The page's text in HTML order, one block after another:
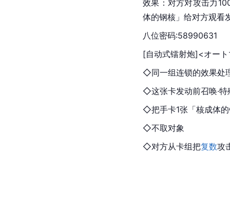
效果：对方对攻击力
体的钢核」给对方观看
八位密码:58990631
[自动式镭射炮]<オー
◇同一组连锁的效果处
◇这张卡发动前召唤·
◇把手卡1张「核成体
◇不取对象
◇对方从卡组把复数攻